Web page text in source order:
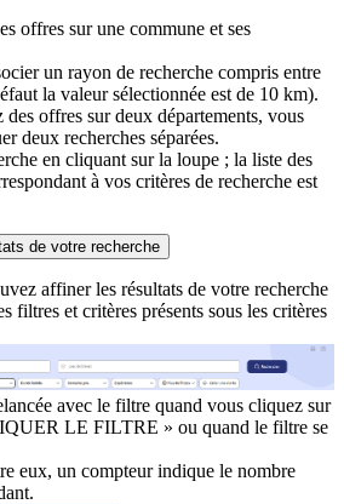
offres sur une commune et ses
un rayon de recherche compris entre
la valeur sélectionnée est de 10 km).
des offres sur deux départements, vous
deux recherches séparées.
en cliquant sur la loupe ; la liste des
à vos critères de recherche est
de votre recherche
affiner les résultats de votre recherche
filtres et critères présents sous les critères
avec le filtre quand vous cliquez sur
LE FILTRE » ou quand le filtre se
eux, un compteur indique le nombre